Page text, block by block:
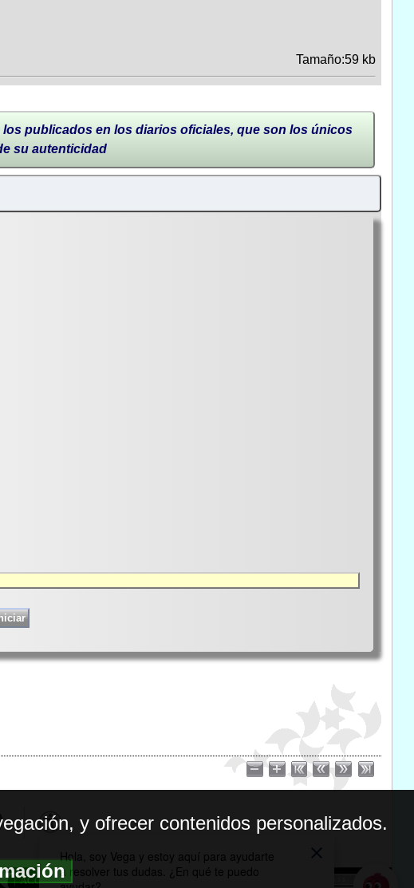
Tamaño:59 kb
publicados en los diarios oficiales, que son los únicos
su autenticidad
|ACCESIBILIDAD
y ofrecer contenidos personalizados.